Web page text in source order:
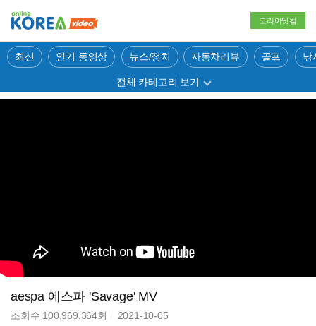
코리아닷컴
최신 인기 동영상 뉴스/정치 자동차리뷰 골프 낚
전체 카테고리 보기
aespa 에스파 'Savage' MV
조회수 100,969,364회 2021-10-05